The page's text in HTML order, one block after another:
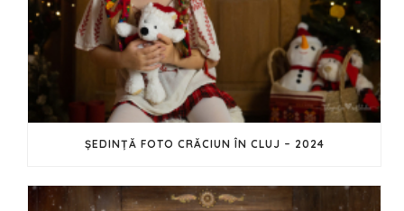
ȘEDINȚĂ FOTO CRĂCIUN ÎN CLUJ – 2024